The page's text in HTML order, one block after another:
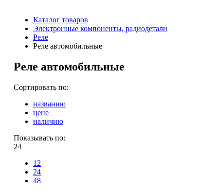
Каталог товаров
Электронные компоненты, радиодетали
Реле
Реле автомобильные
Реле автомобильные
Сортировать по:
названию
цене
наличию
Показывать по:
24
12
24
48